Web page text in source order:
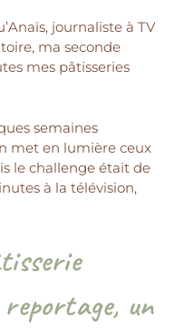
journaliste à TV
ma seconde
mes pâtisseries
semaines
met en lumière ceux
le challenge était de
à la télévision,
un